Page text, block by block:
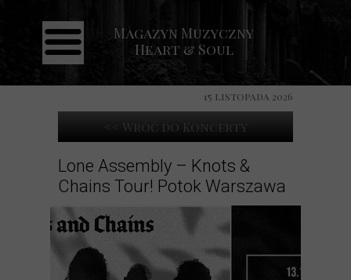
Strona główna
Aktualności
Galeria
Kontakt
Magazyn Muzyczny
Heart & Soul
Lone Assembly – Knots &
Chains Tour! Potok Warszawa
<< Wróć do Koncerty
15 listopada 2026